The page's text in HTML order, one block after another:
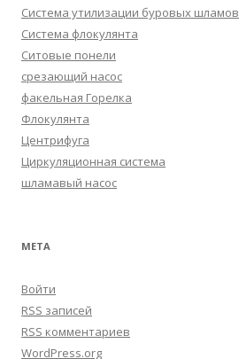
Система утилизации буровых шламов
Система флокулянта
Ситовые понели
срезающий насос
факельная Горелка
Флокулянта
Центрифуга
Циркуляционная система
шламавый насос
МЕТА
Войти
RSS записей
RSS комментариев
WordPress.org